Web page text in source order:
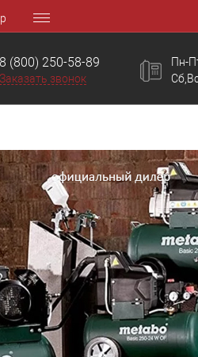
8 (800) 250-58-89
Заказать звонок
Пн-